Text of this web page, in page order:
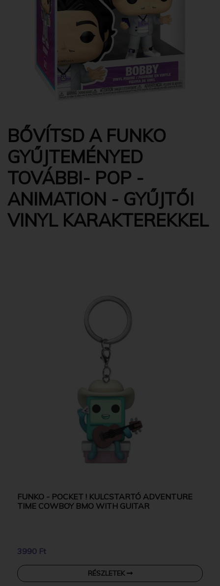
BŐVÍTSD A FUNKO
GYŰJTEMÉNYED
TOVÁBBI- POP -
ANIMATION - GYŰJTŐI
VINYL KARAKTEREKKEL
FUNKO - POCKET ! KULCSTARTÓ ADVENTURE
TIME COWBOY BMO WITH GUITAR
3990 Ft
RÉSZLETEK